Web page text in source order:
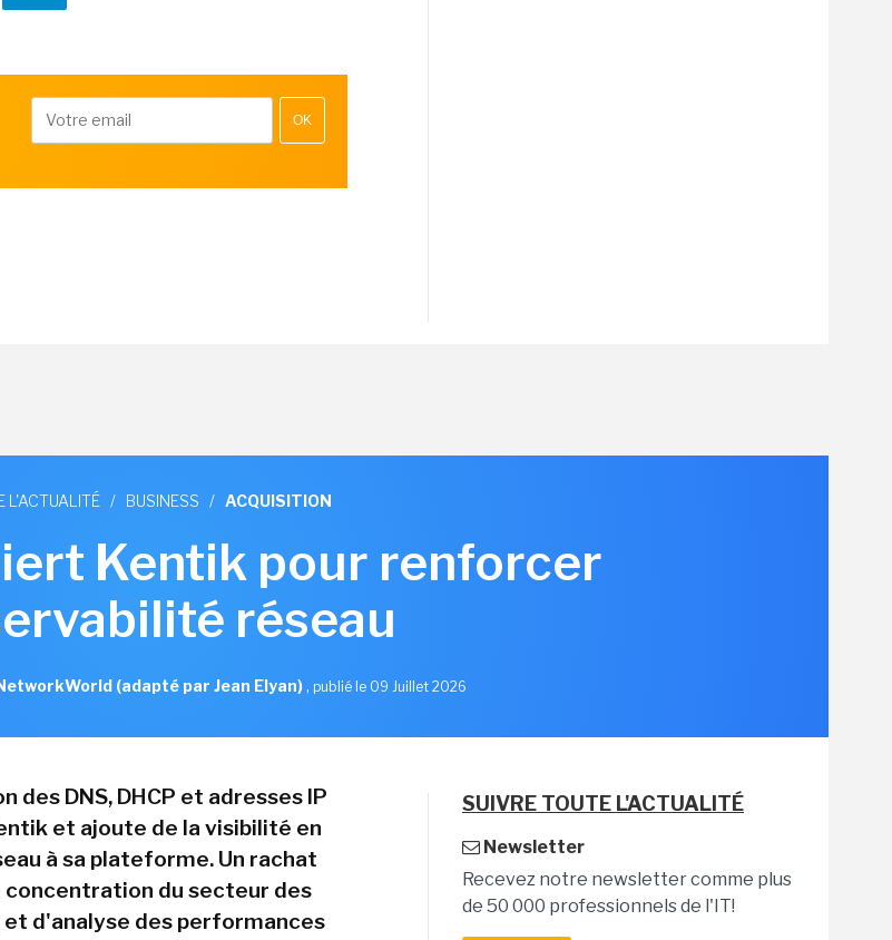
OK
L'ACTUALITÉ / BUSINESS / ACQUISITION
Kentik pour renforcer
réseau
(adapté par Jean Elyan), publié le 09 Juillet 2026
des DNS, DHCP et adresses IP
et ajoute de la visibilité en
à sa plateforme. Un rachat
du secteur des
d'analyse des performances
SUIVRE TOUTE L'ACTUALITÉ
Newsletter
Recevez notre newsletter comme plus
de 50 000 professionnels de l'IT!